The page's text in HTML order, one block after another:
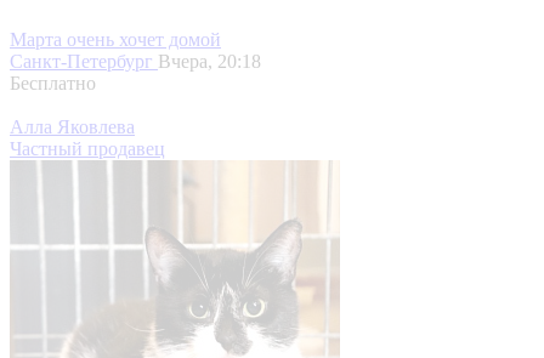
Марта очень хочет домой
Санкт-Петербург Вчера, 20:18
Бесплатно
Алла Яковлева
Частный продавец